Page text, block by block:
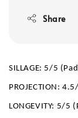
Share
SILLAGE: 5/5
PROJECTION:
LONGEVITY: 5/5